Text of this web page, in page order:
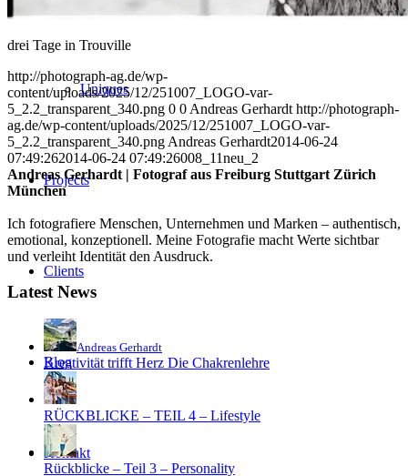
Uniques
Projects
Clients
Blog
Kontakt
drei Tage in Trouville
http://photograph-ag.de/wp-
content/uploads/2025/12/251007_LOGO-var-
5_2.2_transparent_340.png 0 0 Andreas Gerhardt http://photograph-
ag.de/wp-content/uploads/2025/12/251007_LOGO-var-
5_2.2_transparent_340.png Andreas Gerhardt2014-06-24
07:49:262014-06-24 07:49:26008_11neu_2
Andreas Gerhardt | Fotograf aus Freiburg Stuttgart Zürich
München
Ich fotografiere Menschen, Unternehmen und Marken – authentisch,
emotional, konzeptionell. Meine Fotografie macht Werte sichtbar
und verleiht Identität den Ausdruck.
Latest News
Andreas Gerhardt
Kreativität trifft Herz Die Chakrenlehre
RÜCKBLICKE – TEIL 4 – Lifestyle
Rückblicke – Teil 3 – Personality